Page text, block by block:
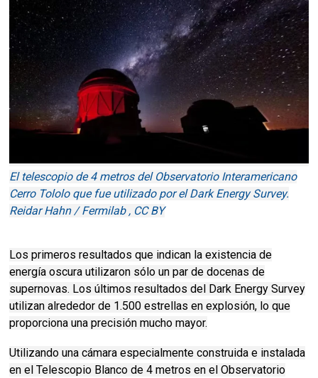
El telescopio de 4 metros del Observatorio Interamericano
Cerro Tololo que fue utilizado por el Dark Energy Survey.
Reidar Hahn / Fermilab , CC BY
Los primeros resultados que indican la existencia de
energía oscura utilizaron sólo un par de docenas de
supernovas. Los últimos resultados del Dark Energy Survey
utilizan alrededor de 1.500 estrellas en explosión, lo que
proporciona una precisión mucho mayor.
Utilizando una cámara especialmente construida e instalada
en el Telescopio Blanco de 4 metros en el Observatorio